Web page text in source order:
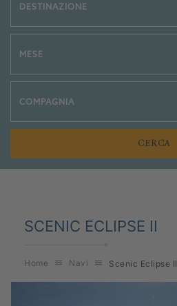
SCENIC ECLIPSE II
Home Navi Scenic Eclipse II